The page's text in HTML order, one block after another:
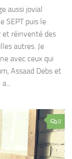
aussi jovial
SEPT puis le
et réinventé des
autres. Je
avec ceux qui
Assaad Debs et
0